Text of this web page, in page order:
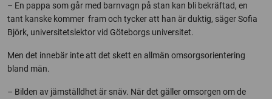
– En pappa som går med barnvagn på stan kan bli bekräftad, en
tant kanske kommer fram och tycker att han är duktig, säger Sofia
Björk, universitetslektor vid Göteborgs universitet.
Men det innebär inte att det skett en allmän omsorgsorientering
bland män.
– Bilden av jämställdhet är snäv. När det gäller omsorgen om de